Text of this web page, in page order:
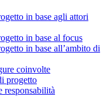
in base agli attori
in base al focus
in base all’ambito di
coinvolte
progetto